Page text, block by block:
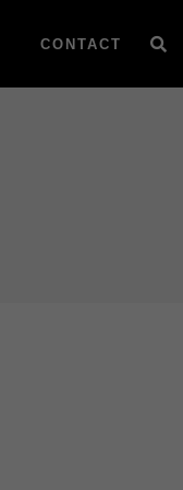
CONTACT